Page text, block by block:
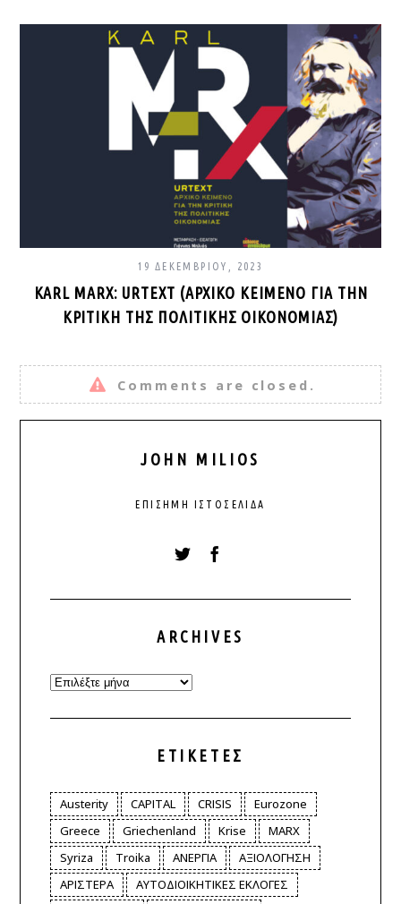
19 ΔΕΚΕΜΒΡΊΟΥ, 2023
KARL MARX: URTEXT (ΑΡΧΙΚΌ ΚΕΊΜΕΝΟ ΓΙΑ ΤΗΝ
ΚΡΙΤΙΚΉ ΤΗΣ ΠΟΛΙΤΙΚΉΣ ΟΙΚΟΝΟΜΊΑΣ)
Comments are closed.
JOHN MILIOS
ΕΠΊΣΗΜΗ ΙΣΤΟΣΕΛΊΔΑ
ARCHIVES
Archives
ΕΤΙΚΈΤΕΣ
Austerity CAPITAL CRISIS
Eurozone
Greece
Griechenland Krise
MARX
Syriza
Troika ΑΝΕΡΓΙΑ
ΑΞΙΟΛΟΓΗΣΗ
ΑΡΙΣΤΕΡΑ
ΑΥΤΟΔΙΟΙΚΗΤΙΚΕΣ ΕΚΛΟΓΕΣ